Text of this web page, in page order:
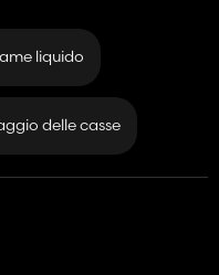
liquido
delle casse